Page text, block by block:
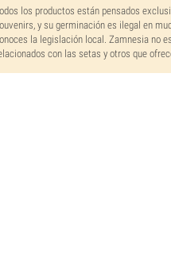
los productos están pensados
y su germinación es ilegal en
la legislación local. Zamnesia no
con las setas y otros que